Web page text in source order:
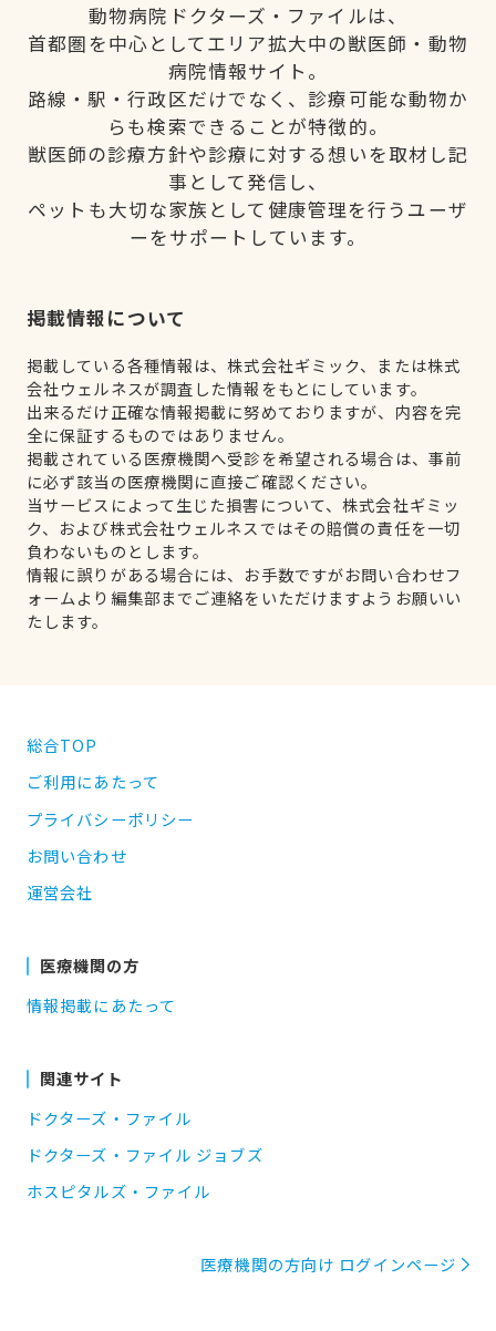
動物病院ドクターズ・ファイルは、
首都圏を中心としてエリア拡大中の獣医師・動物
病院情報サイト。
路線・駅・行政区だけでなく、診療可能な動物か
らも検索できることが特徴的。
獣医師の診療方針や診療に対する想いを取材し記
事として発信し、
ペットも大切な家族として健康管理を行うユーザ
ーをサポートしています。
掲載情報について
掲載している各種情報は、株式会社ギミック、または株式
会社ウェルネスが調査した情報をもとにしています。
出来るだけ正確な情報掲載に努めておりますが、内容を完
全に保証するものではありません。
掲載されている医療機関へ受診を希望される場合は、事前
に必ず該当の医療機関に直接ご確認ください。
当サービスによって生じた損害について、株式会社ギミッ
ク、および株式会社ウェルネスではその賠償の責任を一切
負わないものとします。
情報に誤りがある場合には、お手数ですがお問い合わせフ
ォームより編集部までご連絡をいただけますようお願いい
たします。
総合TOP
ご利用にあたって
プライバシーポリシー
お問い合わせ
運営会社
医療機関の方
情報掲載にあたって
関連サイト
ドクターズ・ファイル
ドクターズ・ファイル ジョブズ
ホスピタルズ・ファイル
医療機関の方向け ログインページ